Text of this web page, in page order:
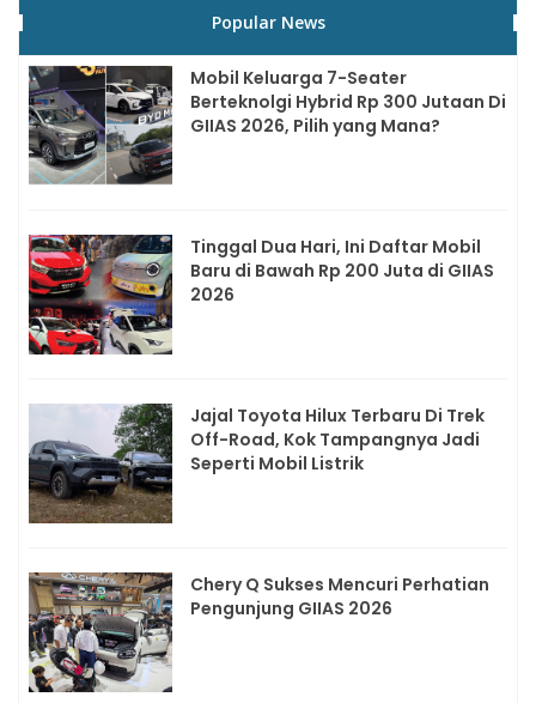
Popular News
Mobil Keluarga 7-Seater
Berteknolgi Hybrid Rp 300 Jutaan Di
GIIAS 2026, Pilih yang Mana?
Tinggal Dua Hari, Ini Daftar Mobil
Baru di Bawah Rp 200 Juta di GIIAS
2026
Jajal Toyota Hilux Terbaru Di Trek
Off-Road, Kok Tampangnya Jadi
Seperti Mobil Listrik
Chery Q Sukses Mencuri Perhatian
Pengunjung GIIAS 2026